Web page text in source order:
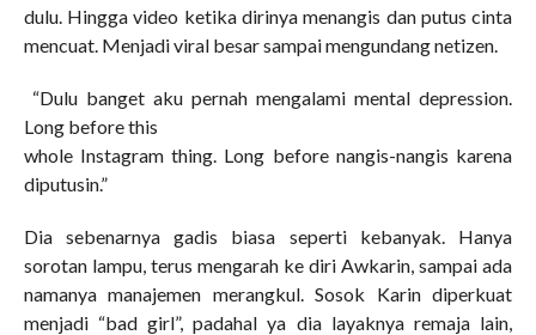
dulu. Hingga video ketika dirinya menangis dan putus cinta
mencuat. Menjadi viral besar sampai mengundang netizen.
“Dulu banget aku pernah mengalami mental depression.
Long before this
whole Instagram thing. Long before nangis-nangis karena
diputusin.”
Dia sebenarnya gadis biasa seperti kebanyak. Hanya
sorotan lampu, terus mengarah ke diri Awkarin, sampai ada
namanya manajemen merangkul. Sosok Karin diperkuat
menjadi “bad girl”, padahal ya dia layaknya remaja lain,